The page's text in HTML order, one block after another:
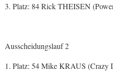
3. Platz: 84 Rick THEISEN
Ausscheidungslauf 2
1. Platz: 54 Mike KRAUS (Crazy